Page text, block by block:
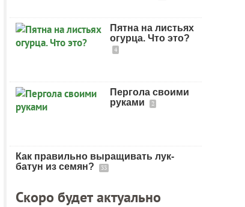
Пятна на листьях
огурца. Что это?
4
Пергола своими
руками
2
Как правильно выращивать лук-
батун из семян?
33
Скоро будет актуально